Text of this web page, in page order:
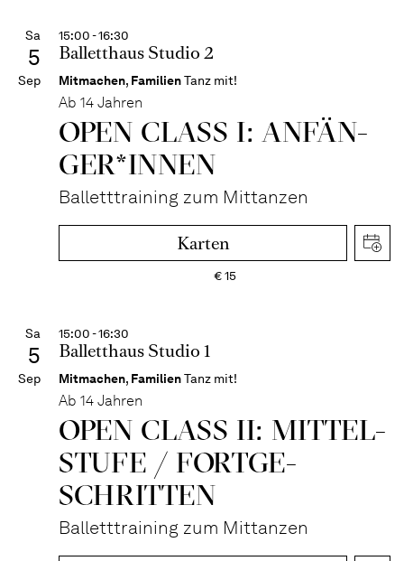
Sa
5
Sep
15:00 - 16:30
Balletthaus Studio 2
Mitmachen, FamilienTanz mit!
Ab 14 Jahren
OPEN CLASS I: ANFÄN­
GER*IN­NEN
Balletttraining zum Mittanzen
Karten
€15
Sa
5
Sep
15:00 - 16:30
Balletthaus Studio 1
Mitmachen, FamilienTanz mit!
Ab 14 Jahren
OPEN CLASS II: MITTEL­
STUFE / FORT­GE­
SCHRITTEN
Balletttraining zum Mittanzen